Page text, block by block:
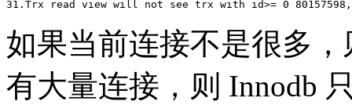
如果当前连接不是很多
有大量连接，则 Innodb